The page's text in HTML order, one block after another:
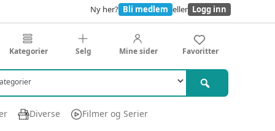
Ny her? Bli medlem eller Logg inn
Kategorier Selg Mine sider Favoritter
Diverse Filmer og Serier